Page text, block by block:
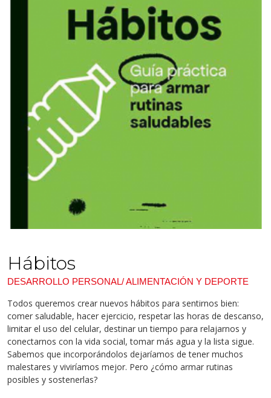
Hábitos
DESARROLLO PERSONAL/ ALIMENTACIÓN Y DEPORTE
Todos queremos crear nuevos hábitos para sentirnos bien:
comer saludable, hacer ejercicio, respetar las horas de descanso,
limitar el uso del celular, destinar un tiempo para relajarnos y
conectarnos con la vida social, tomar más agua y la lista sigue.
Sabemos que incorporándolos dejaríamos de tener muchos
malestares y viviríamos mejor. Pero ¿cómo armar rutinas
posibles y sostenerlas?